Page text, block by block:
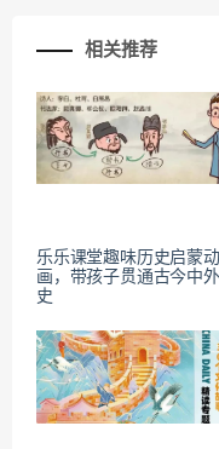
相关推荐
乐乐课堂趣味历史启蒙动
画，带孩子贯通古今中
史